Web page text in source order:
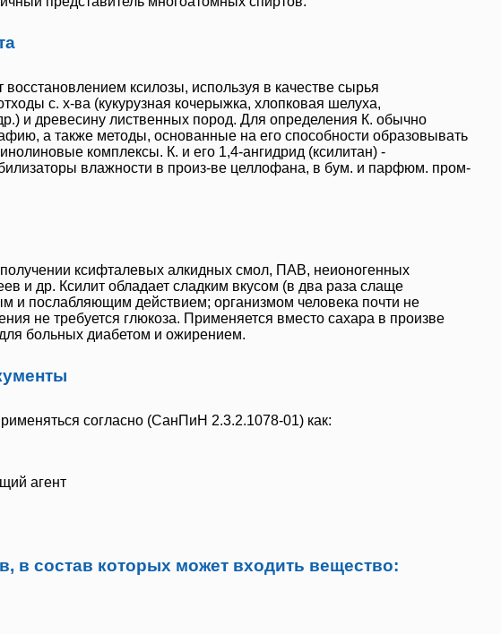
ксилозы, используя в качестве сырья
с. х-ва (кукурузная кочерыжка, хлопковая шелуха,
и древесину лиственных пород. Для определения К. обычно
а также методы, основанные на его способности образовывать
комплексы. К. и его 1,4-ангидрид (ксилитан) -
влажности в произ-ве целлофана, в бум. и парфюм. пром-
ксифталевых алкидных смол, ПАВ, неионогенных
и др. Ксилит обладает сладким вкусом (в два раза слаще
и послабляющим действием; организмом человека почти не
не требуется глюкоза. Применяется вместо сахара в произве
больных диабетом и ожирением.
согласно (СанПиН 2.3.2.1078-01) как:
агент
в состав которых может входить вещество: